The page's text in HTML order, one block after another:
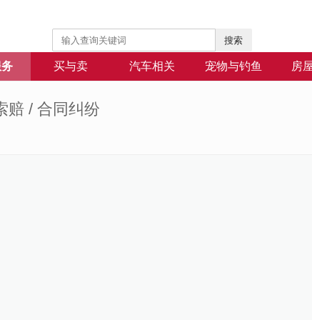
搜索
买与卖 汽车相关 宠物与钓鱼 房
赔 / 合同纠纷